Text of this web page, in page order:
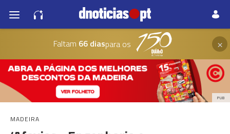
Faltam 66 diaspara os ×
PUB
MADEIRA